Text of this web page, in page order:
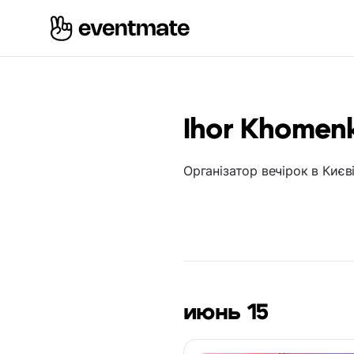
Ihor
Організатор вечірок в
июнь 15